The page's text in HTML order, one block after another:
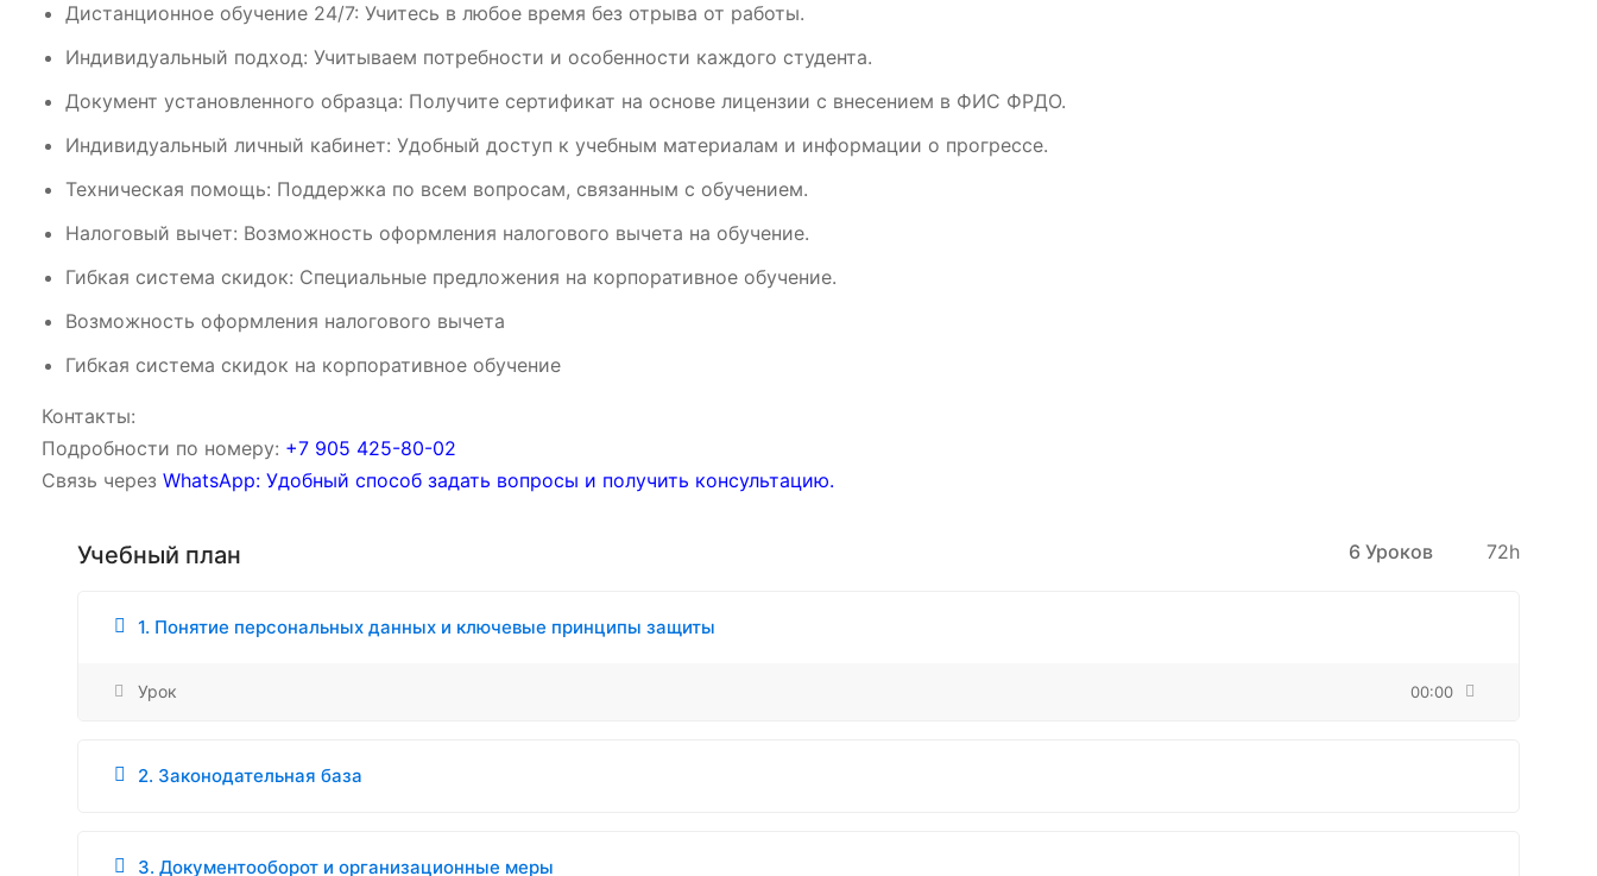
Дистанционное обучение 24/7: Учитесь в любое время без отрыва от работы.
Индивидуальный подход: Учитываем потребности и особенности каждого студента.
Документ установленного образца: Получите сертификат на основе лицензии с внесением в ФИС ФРДО.
Индивидуальный личный кабинет: Удобный доступ к учебным материалам и информации о прогрессе.
Техническая помощь: Поддержка по всем вопросам, связанным с обучением.
Налоговый вычет: Возможность оформления налогового вычета на обучение.
Гибкая система скидок: Специальные предложения на корпоративное обучение.
Возможность оформления налогового вычета
Гибкая система скидок на корпоративное обучение
Контакты:
Подробности по номеру: ‪‪+7 905 425-80-02‬‬
Связь через WhatsApp: Удобный способ задать вопросы и получить консультацию.
Учебный план 6 Уроков 72h
1. Понятие персональных данных и ключевые принципы защиты
Урок 00:00
2. Законодательная база
3. Документооборот и организационные меры